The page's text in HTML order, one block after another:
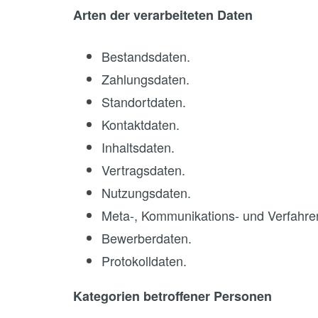
Arten der verarbeiteten Daten
Bestandsdaten.
Zahlungsdaten.
Standortdaten.
Kontaktdaten.
Inhaltsdaten.
Vertragsdaten.
Nutzungsdaten.
Meta-, Kommunikations- und
Bewerberdaten.
Protokolldaten.
Kategorien betroffener Personen